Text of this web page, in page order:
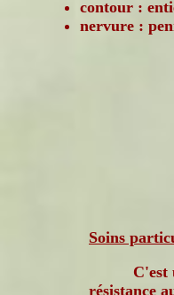
contour :
nervure :
Soins
C'est
résistance